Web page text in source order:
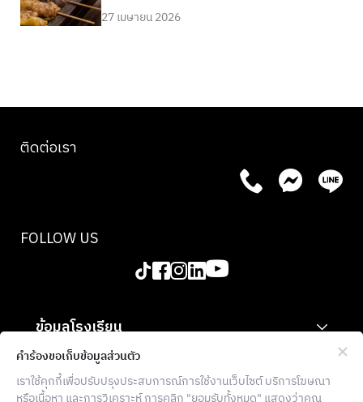
27 เมษายน 2026
ข้อมูลโรงเรียน
สำหรับองค์กร
ข้อมูลเพิ่มเติม
ติดต่อเรา
FOLLOW US
คำร้องขอเก็บข้อมูลส่วนตัว
เราใช้คุกกี้เพื่อปรับปรุงประสบการณ์การใช้งานเว็บไซต์ บริการโฆษณา